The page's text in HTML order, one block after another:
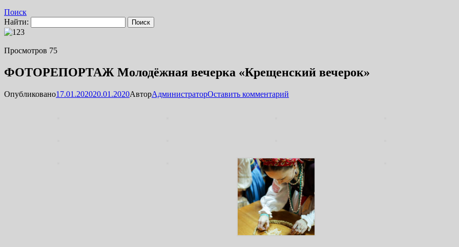
Поиск
Найти:
Просмотров 75
ФОТОРЕПОРТАЖ Молодёжная вечерка «Крещенский вечерок»
Опубликовано17.01.202020.01.2020АвторАдминистраторОставить комментарий